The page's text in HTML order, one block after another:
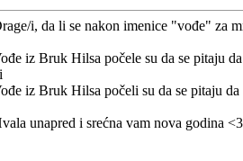
i, da li se nakon imenice "vođe" za
iz Bruk Hilsa počele su da se pitaju
iz Bruk Hilsa počeli su da se pitaju
unapred i srećna vam nova godina <3